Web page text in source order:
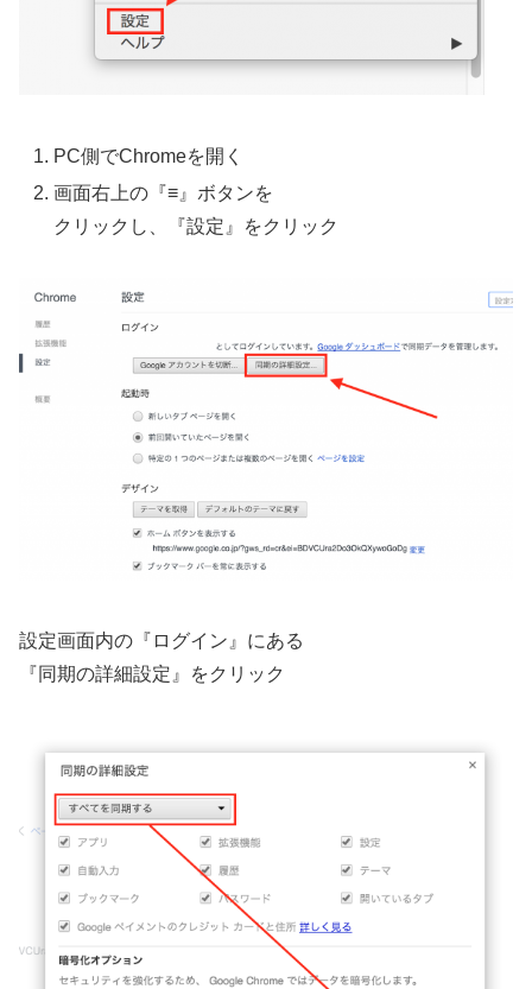
PC側でChromeを開く
画面右上の『≡』ボタンを
クリックし、『設定』をクリック
設定画面内の『ログイン』にある
『同期の詳細設定』をクリック